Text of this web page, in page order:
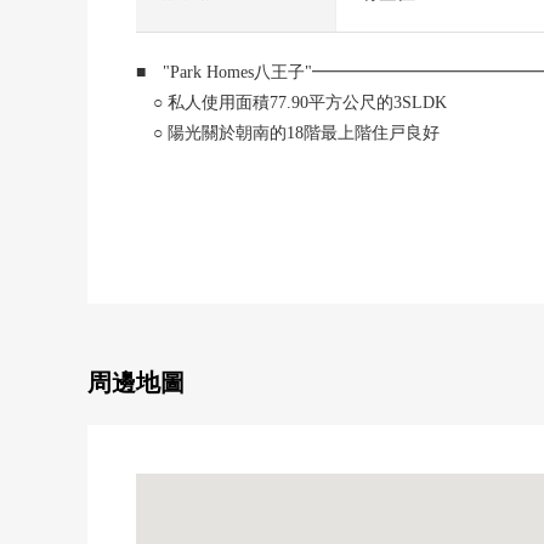
■ "Park Homes八王子"━━━━━━━━━━━━━━━
○ 私人使用面積77.90平方公尺的3SLDK
○ 陽光關於朝南的18階最上階住戸良好
■ 設備、式樣━━━━━━━━━━━━・・・・・
周邊地圖